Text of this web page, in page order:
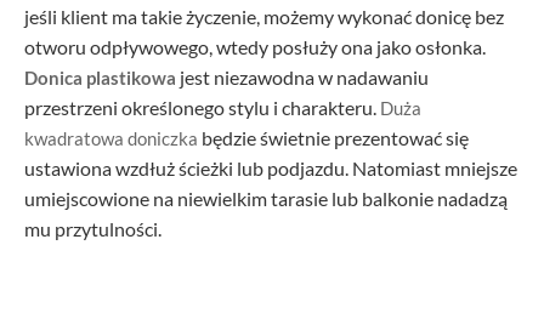
jeśli klient ma takie życzenie, możemy wykonać donicę bez
otworu odpływowego, wtedy posłuży ona jako osłonka.
Donica plastikowa jest niezawodna w nadawaniu
przestrzeni określonego stylu i charakteru. Duża
kwadratowa doniczka będzie świetnie prezentować się
ustawiona wzdłuż ścieżki lub podjazdu. Natomiast mniejsze
umiejscowione na niewielkim tarasie lub balkonie nadadzą
mu przytulności.